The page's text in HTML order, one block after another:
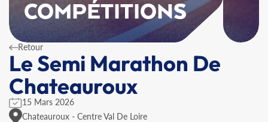
COMPÉTITIONS
Retour
Le Semi Marathon De
Chateauroux
15 Mars 2026
Chateauroux - Centre Val De Loire